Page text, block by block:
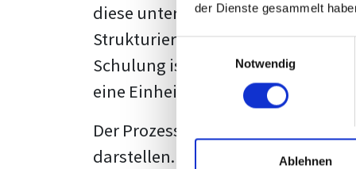
der Dienste gesammelt
Notwendig
Ablehnen
diese unter Zuhilfenahme von
Strukturierung ist ebenso
Schulung ist so konzipiert, dass
eine Einheitslösung zu bieten.
Der Prozess des
darstellen. Jedoch, ausgestattet